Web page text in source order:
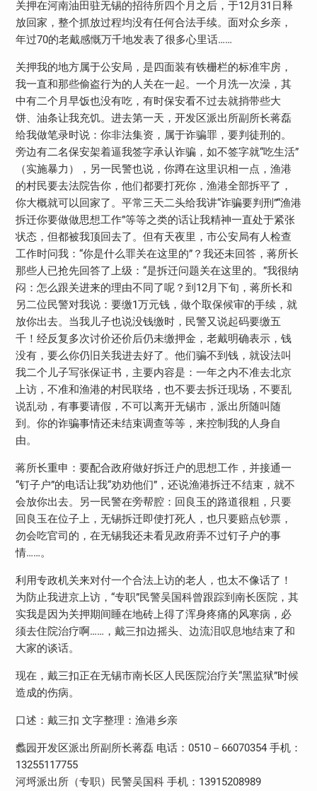
关押在河南油田驻无锡的招待所四个月之后，于12月31日释
放回家，整个抓放过程均没有任何合法手续。面对众乡亲，
年过70的老戴感慨万千地发表了很多心里话……
关押我的地方属于公安局，是四面装有铁栅栏的标准牢房，
我一直和那些偷盗行为的人关在一起。一个月洗一次澡，其
中有二个月早饭也没有吃，有时保安看不过去就捎带些大
饼、油条让我充饥。进去第一天，开发区派出所副所长蒋磊
给我做笔录时说：你非法集资，属于诈骗罪，要判徒刑的。
旁边有二名保安架着逼我签字承认诈骗，如不签字就“吃生活”
（实施暴力），另一民警也说，你蹲在这里识相一点，渔港
的村民要去法院告你，他们都要打死你，渔港全部拆平了，
你大概就可以回家了。平常三天二头给我讲“诈骗要判刑”“渔港
拆迁你要做做思想工作”等等之类的话让我精神一直处于紧张
状态，但都被我顶回去了。但有天夜里，市公安局有人检查
工作时问我：“你是什么罪关在这里的”？我还未回答，蒋所长
那些人已抢先回答了上级：“是拆迁问题关在这里的。”我很纳
闷：怎么跟关进来的理由不同了呢？到12月下旬，蒋所长和
另二位民警对我说：要缴1万元钱，做个取保候审的手续，就
放你出去。当我儿子也说没钱缴时，民警又说起码要缴五
千！经反复多次讨价还价后仍未缴押金，老戴明确表示，钱
没有，要么你仍旧关我进去好了。他们骗不到钱，就设法叫
我二个儿子写张保证书，主要内容是：一年之内不准去北京
上访，不准和渔港的村民联络，也不要去拆迁现场，不要乱
说乱动，有事要请假，不可以离开无锡市，派出所随叫随
到。你的诈骗事情还未结束调查等等，来控制我的人身自
由。
蒋所长重申：要配合政府做好拆迁户的思想工作，并接通一
“钉子户”的电话让我“劝劝他们”，还说渔港拆迁不结束，就不
会放你出去。另一民警在旁帮腔：回良玉的路道很粗，只要
回良玉在位子上，无锡拆迁即使打死人，也只要赔点钞票，
勿会吃官司的，在无锡我还未看见政府弄不过钉子户的事
情……。
利用专政机关来对付一个合法上访的老人，也太不像话了！
为防止我进京上访，“专职”民警吴国科曾跟踪到南长医院，其
实我是因为关押期间睡在地砖上得了浑身疼痛的风寒病，必
须去住院治疗啊……，戴三扣边摇头、边流泪叹息地结束了和
大家的谈话。
现在，戴三扣正在无锡市南长区人民医院治疗关“黑监狱”时候
造成的伤病。
口述：戴三扣 文字整理：渔港乡亲
蠡园开发区派出所副所长蒋磊 电话：0510－66070354 手机：
13255117755
河埒派出所（专职）民警吴国科 手机：13915208989